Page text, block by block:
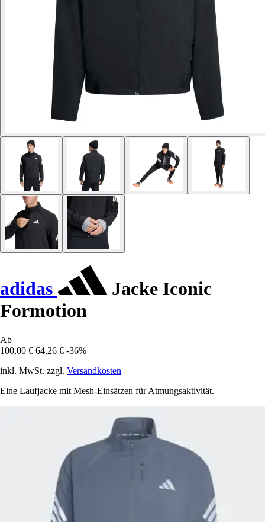
adidas
Jacke Iconic
Formotion
Ab
100,00 € 64,26 € -36%
inkl. MwSt. zzgl. Versandkosten
Eine Laufjacke mit Mesh-Einsätzen für Atmungsaktivität.